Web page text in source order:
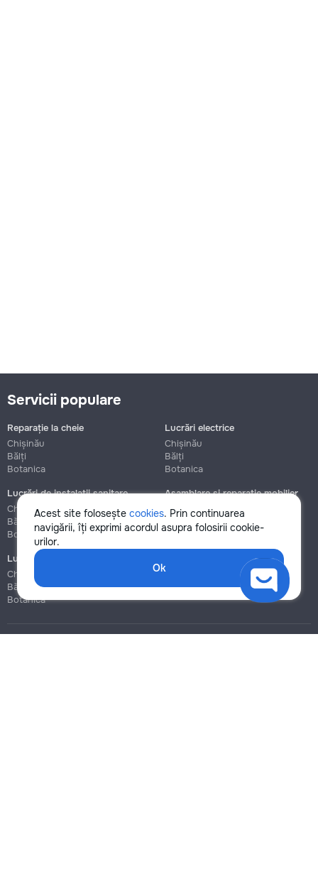
Acest site folosește cookies. Prin continuarea
navigării, îți exprimi acordul asupra folosirii cookie-
urilor.
Ok
Servicii populare
Reparație la cheie
Chișinău
Bălți
Botanica
Lucrări electrice
Chișinău
Bălți
Botanica
Lucrări de instalații sanitare
Chișinău
Bălți
Botanica
Asamblare și reparație mobilier
Chișinău
Botanica
Lucrări de construcție și instalare
Chișinău
Bălți
Botanica